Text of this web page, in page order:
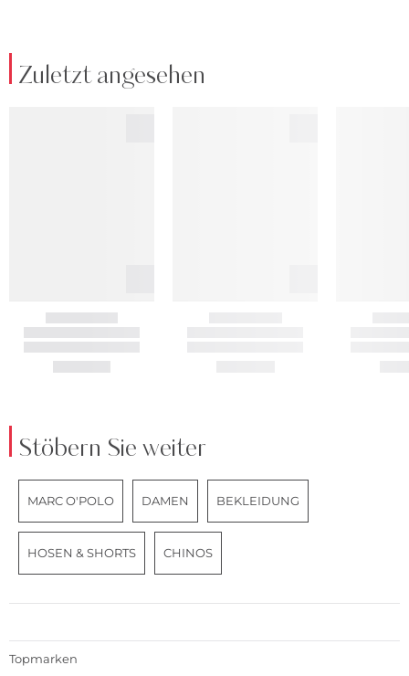
Zuletzt angesehen
Stöbern Sie weiter
MARC O'POLO DAMEN BEKLEIDUNG
HOSEN & SHORTS CHINOS
Topmarken